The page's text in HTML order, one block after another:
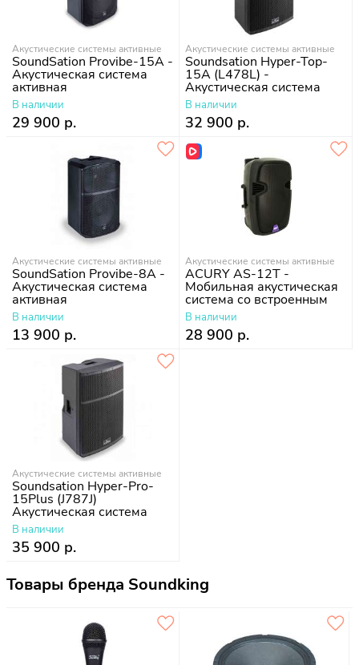
Акустические системы активные
SoundSation Provibe-15A -
Акустическая система
активная
В наличии
29 900 р.
Акустические системы активные
Soundsation Hyper-Top-
15A (L478L) -
Акустическая система
активная, 1000 Вт
В наличии
32 900 р.
Акустические системы активные
SoundSation Provibe-8A -
Акустическая система
активная
В наличии
13 900 р.
Акустические системы активные
ACURY AS-12T -
Мобильная акустическая
система со встроенным
усилителем,
аккумулятором и 1
микрофоном
В наличии
28 900 р.
Акустические системы активные
Soundsation Hyper-Pro-
15Plus (J787J)
Акустическая система
активная, 1400Вт
В наличии
35 900 р.
Товары бренда Soundking